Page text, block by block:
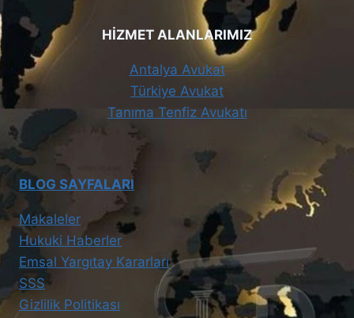
HİZMET ALANLARIMIZ
Antalya Avukat
Türkiye Avukat
Tanıma Tenfiz Avukatı
BLOG SAYFALARI
Makaleler
Hukuki Haberler
Emsal Yargıtay Kararları
SSS
Gizlilik Politikası